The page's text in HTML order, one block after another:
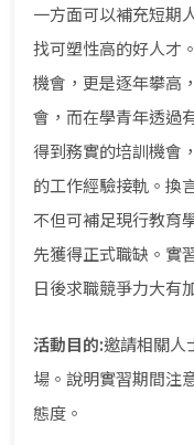
一方面可以補充短期
找可塑性高的好人才
機會，更是逐年攀高
會，而在學青年透過
得到務實的培訓機會
的工作經驗接軌。換
不但可補足現行教育
先獲得正式職缺。實
日後求職競爭力大有
活動目的:邀請相關人
場。說明實習期間注
態度。